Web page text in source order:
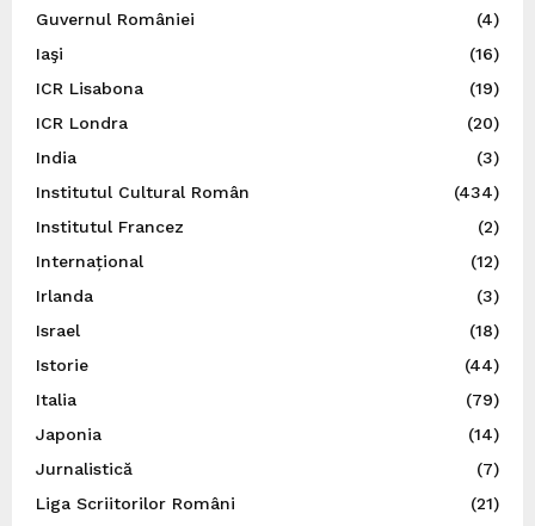
Guvernul României
(4)
Iaşi
(16)
ICR Lisabona
(19)
ICR Londra
(20)
India
(3)
Institutul Cultural Român
(434)
Institutul Francez
(2)
Internațional
(12)
Irlanda
(3)
Israel
(18)
Istorie
(44)
Italia
(79)
Japonia
(14)
Jurnalistică
(7)
Liga Scriitorilor Români
(21)